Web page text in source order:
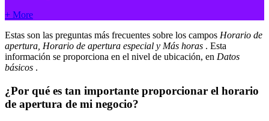
+ More
Estas son las preguntas más frecuentes sobre los campos Horario de
apertura, Horario de apertura especial y Más horas . Esta
información se proporciona en el nivel de ubicación, en Datos
básicos .
¿Por qué es tan importante proporcionar el horario
de apertura de mi negocio?